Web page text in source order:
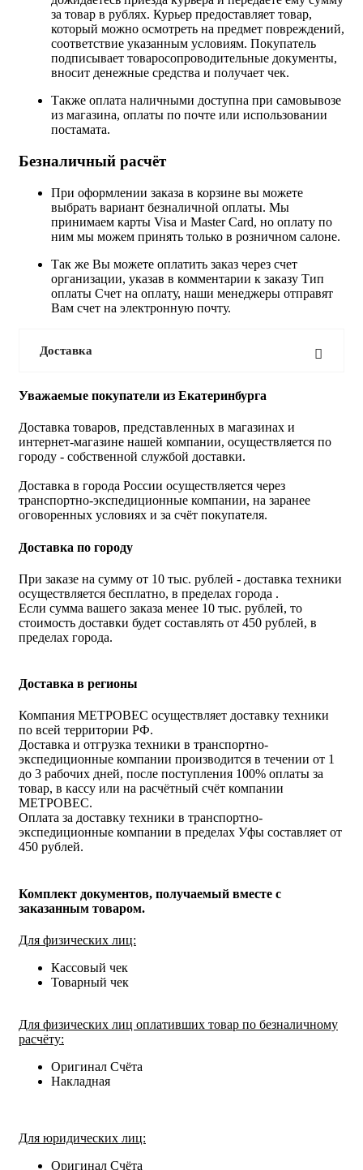
за товар в рублях. Курьер предоставляет товар,
который можно осмотреть на предмет повреждений,
соответствие указанным условиям. Покупатель
подписывает товаросопроводительные документы,
вносит денежные средства и получает чек.
Также оплата наличными доступна при самовывозе
из магазина, оплаты по почте или использовании
постамата.
Безналичный расчёт
При оформлении заказа в корзине вы можете
выбрать вариант безналичной оплаты. Мы
принимаем карты Visa и Master Card, но оплату по
ним мы можем принять только в розничном салоне.
Так же Вы можете оплатить заказ через счет
организации, указав в комментарии к заказу Тип
оплаты Счет на оплату, наши менеджеры отправят
Вам счет на электронную почту.
Доставка
Уважаемые покупатели из Екатеринбурга
Доставка товаров, представленных в магазинах и
интернет-магазине нашей компании, осуществляется по
городу - собственной службой доставки.
Доставка в города России осуществляется через
транспортно-экспедиционные компании, на заранее
оговоренных условиях и за счёт покупателя.
Доставка по городу
При заказе на сумму от 10 тыс. рублей - доставка техники
осуществляется бесплатно, в пределах города .
Если сумма вашего заказа менее 10 тыс. рублей, то
стоимость доставки будет составлять от 450 рублей, в
пределах города.
Доставка в регионы
Компания МЕТРОВЕС осуществляет доставку техники
по всей территории РФ.
Доставка и отгрузка техники в транспортно-
экспедиционные компании производится в течении от 1
до 3 рабочих дней, после поступления 100% оплаты за
товар, в кассу или на расчётный счёт компании
МЕТРОВЕС.
Оплата за доставку техники в транспортно-
экспедиционные компании в пределах Уфы составляет от
450 рублей.
Комплект документов, получаемый вместе с
заказанным товаром.
Для физических лиц:
Кассовый чек
Товарный чек
Для физических лиц оплативших товар по безналичному
расчёту:
Оригинал Счёта
Накладная
Для юридических лиц:
Оригинал Счёта